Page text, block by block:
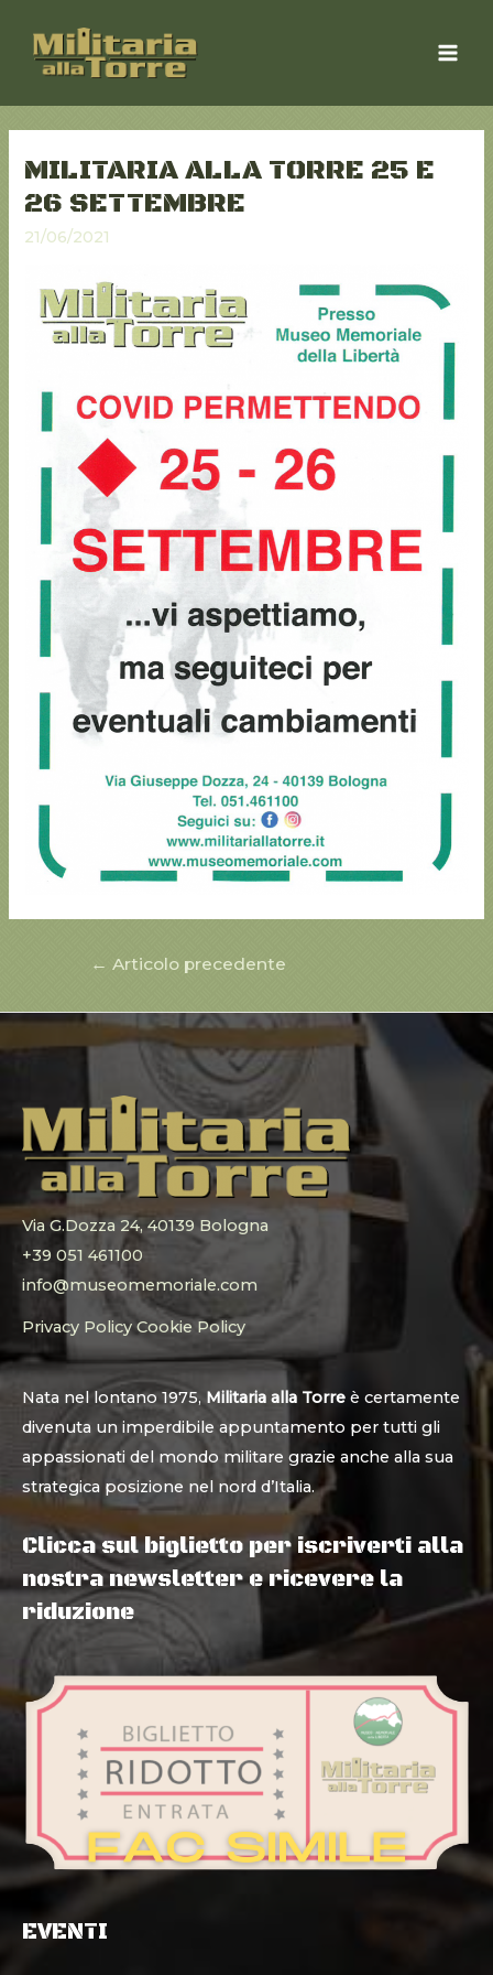
contenuto
MILITARIA ALLA TORRE 25 E
26 SETTEMBRE
21/06/2021
Navigazione
← Articolo precedente
Via G.Dozza 24, 40139 Bologna
+39 051 461100
info@museomemoriale.com
Privacy Policy Cookie Policy
Nata nel lontano 1975, Militaria alla Torre è certamente
divenuta un imperdibile appuntamento per tutti gli
appassionati del mondo militare grazie anche alla sua
strategica posizione nel nord d’Italia.
Clicca sul biglietto per iscriverti alla
nostra newsletter e ricevere la
riduzione
EVENTI